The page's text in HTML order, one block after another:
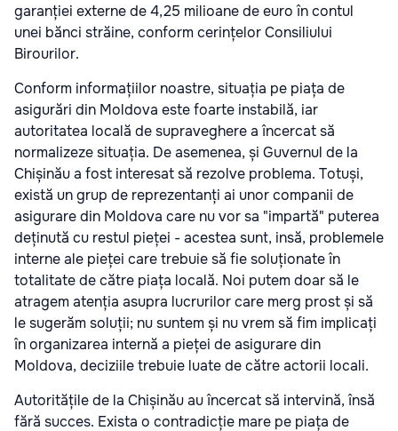
garanției externe de 4,25 milioane de euro în contul
unei bănci străine, conform cerințelor Consiliului
Birourilor.
Conform informațiilor noastre, situația pe piața de
asigurări din Moldova este foarte instabilă, iar
autoritatea locală de supraveghere a încercat să
normalizeze situația. De asemenea, și Guvernul de la
Chișinău a fost interesat să rezolve problema. Totuși,
există un grup de reprezentanți ai unor companii de
asigurare din Moldova care nu vor sa "impartă" puterea
deținută cu restul pieței - acestea sunt, insă, problemele
interne ale pieței care trebuie să fie soluționate în
totalitate de către piața locală. Noi putem doar să le
atragem atenția asupra lucrurilor care merg prost și să
le sugerăm soluții; nu suntem și nu vrem să fim implicați
în organizarea internă a pieței de asigurare din
Moldova, deciziile trebuie luate de către actorii locali.
Autoritățile de la Chișinău au încercat să intervină, însă
fără succes. Exista o contradicție mare pe piața de